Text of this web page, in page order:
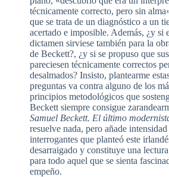
técnicamente correcto, pero sin
que se trata de un diagnóstico a un
acertado e imposible. Además, ¿y si
dictamen sirviese también para la
de Beckett?, ¿y si se propuso que
pareciesen técnicamente correctos
desalmados? Insisto, plantearme
preguntas va contra alguno de los
principios metodológicos que
Beckett siempre consigue
Samuel Beckett. El último
resuelve nada, pero añade
interrogantes que planteó este
desarraigado y constituye una
para todo aquel que se sienta
empeño.